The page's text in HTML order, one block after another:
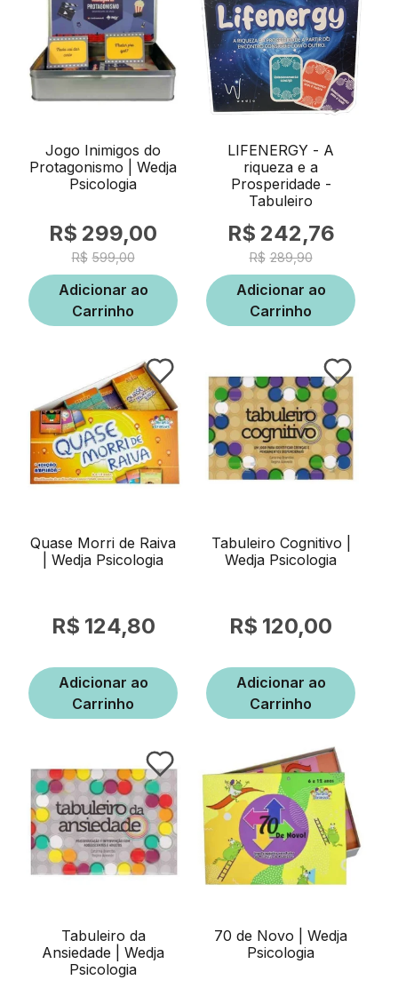
Jogo Inimigos do
Protagonismo | Wedja
Psicologia
599,00
299,00
Adicionar ao
Carrinho
LIFENERGY - A
riqueza e a
Prosperidade -
Tabuleiro
289,90
242,76
Adicionar ao
Carrinho
Quase Morri de Raiva
| Wedja Psicologia
124,80
Adicionar ao
Carrinho
Tabuleiro Cognitivo |
Wedja Psicologia
120,00
Adicionar ao
Carrinho
Tabuleiro da
Ansiedade | Wedja
Psicologia
70 de Novo | Wedja
Psicologia